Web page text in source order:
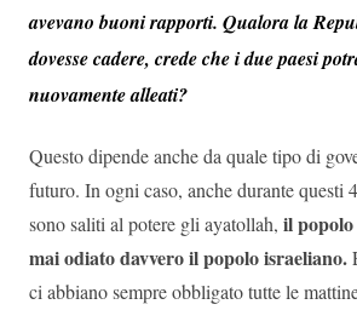
avevano buoni rapporti. Qualora la
dovesse cadere, crede che i due paesi
nuovamente alleati?
Questo dipende anche da quale tipo di
futuro. In ogni caso, anche durante questi
sono saliti al potere gli ayatollah, il
mai odiato davvero il popolo israeliano.
ci abbiano sempre obbligato tutte le